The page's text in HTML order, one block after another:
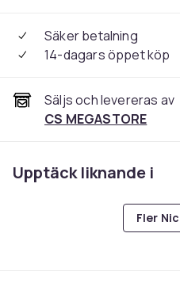
Säker betalning
14-dagars öppet köp
Säljs och levereras av
CS MEGASTORE
Upptäck liknande i
Fler